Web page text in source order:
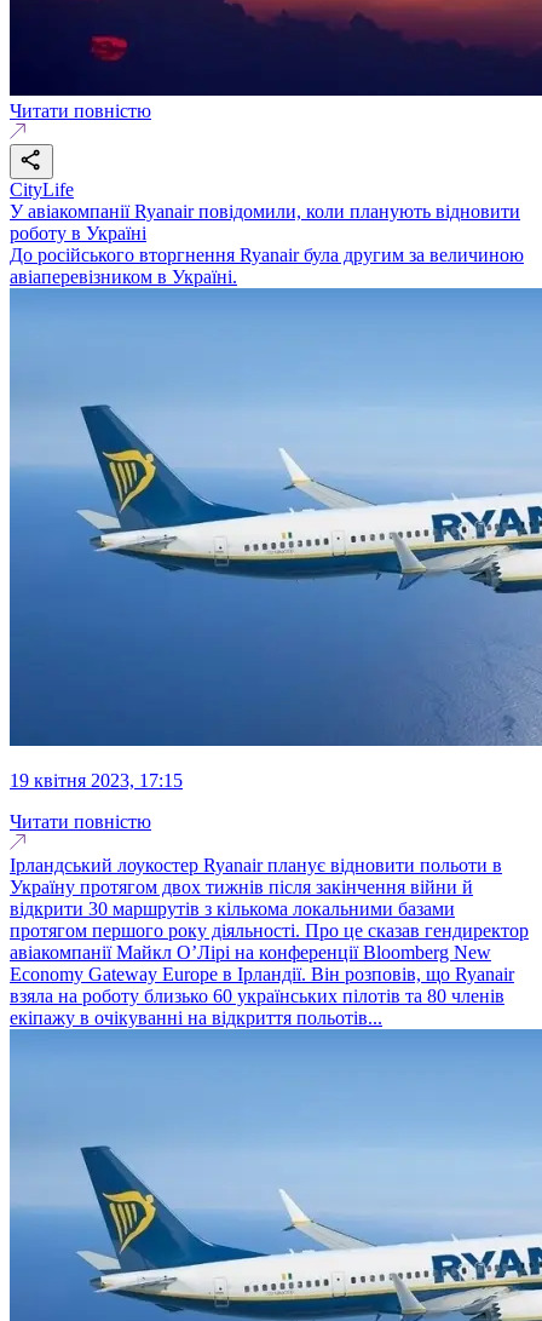
Читати повністю
CityLife
У авіакомпанії Ryanair повідомили, коли планують відновити
роботу в Україні
До російського вторгнення Ryanair була другим за величиною
авіаперевізником в Україні.
19 квітня 2023, 17:15
Читати повністю
Ірландський лоукостер Ryanair планує відновити польоти в
Україну протягом двох тижнів після закінчення війни й
відкрити 30 маршрутів з кількома локальними базами
протягом першого року діяльності. Про це сказав гендиректор
авіакомпанії Майкл О’Лірі на конференції Bloomberg New
Economy Gateway Europe в Ірландії. Він розповів, що Ryanair
взяла на роботу близько 60 українських пілотів та 80 членів
екіпажу в очікуванні на відкриття польотів...